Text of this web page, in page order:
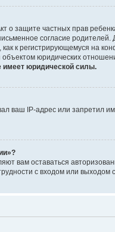
о защите частных прав
согласие
к регистрирующемуся на
юридических
имеет юридической силы.
ваш IP-адрес или запретил
вам оставаться
с входом или